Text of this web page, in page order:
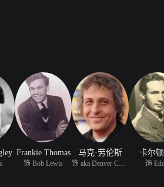
Frankie Thomas
饰 Bob Lewis
马克·劳伦斯 卡尔
饰